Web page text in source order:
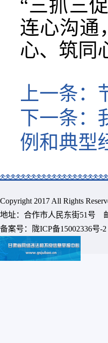
“三抓三
连心沟通
心、筑同
上一条：
下一条：
例和典型
Copyright 2017 All Rights
地址：合作市人民东街51号
备案号：
陇ICP备15002336号-2